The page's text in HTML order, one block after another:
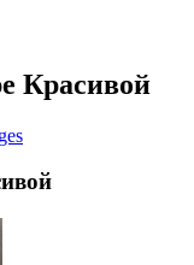
Красивой